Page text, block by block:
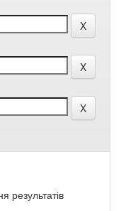
результатів